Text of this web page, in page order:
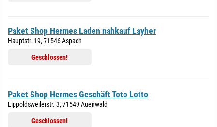
Paket Shop Hermes Laden nahkauf Layher
Hauptstr. 19, 71546 Aspach
Geschlossen!
Paket Shop Hermes Geschäft Toto Lotto
Lippoldsweilerstr. 3, 71549 Auenwald
Geschlossen!